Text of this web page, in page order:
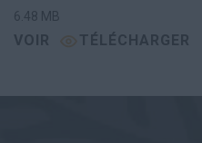
6.48 MB
VOIR TÉLÉCHARGER